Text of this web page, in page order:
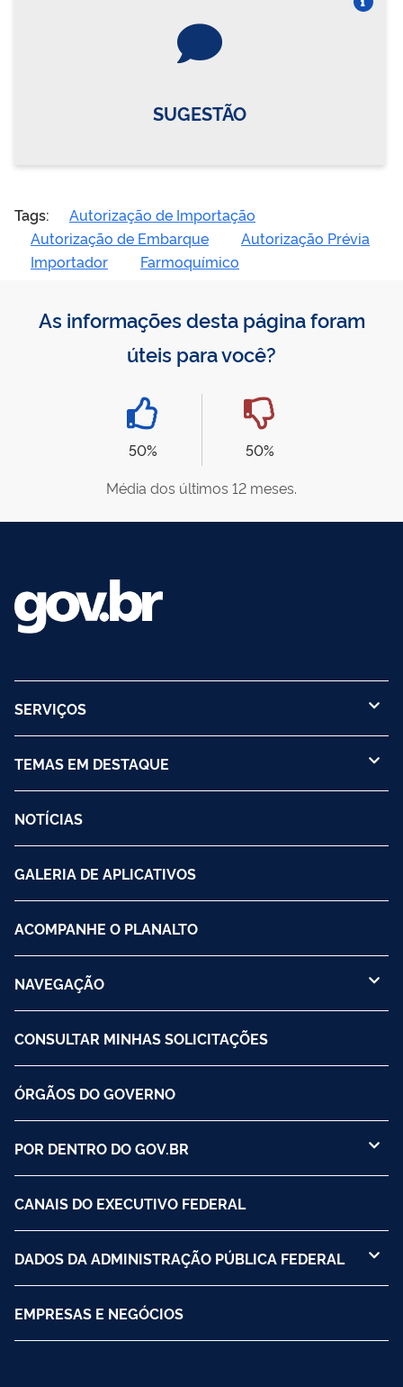
SUGESTÃO
Tags:
Autorização de Importação
Autorização de Embarque
Autorização Prévia
Importador
Farmoquímico
As informações desta página foram
úteis para você?
50%
50%
Média dos últimos 12 meses.
SERVIÇOS
TEMAS EM DESTAQUE
NOTÍCIAS
GALERIA DE APLICATIVOS
ACOMPANHE O PLANALTO
NAVEGAÇÃO
CONSULTAR MINHAS SOLICITAÇÕES
ÓRGÃOS DO GOVERNO
POR DENTRO DO GOV.BR
CANAIS DO EXECUTIVO FEDERAL
DADOS DA ADMINISTRAÇÃO PÚBLICA FEDERAL
EMPRESAS E NEGÓCIOS